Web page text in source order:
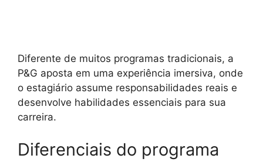
Diferente de muitos programas tradicionais, a
P&G aposta em uma experiência imersiva, onde
o estagiário assume responsabilidades reais e
desenvolve habilidades essenciais para sua
carreira.
Diferenciais do programa